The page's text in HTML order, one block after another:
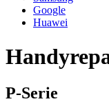
Google
Huawei
P-Serie